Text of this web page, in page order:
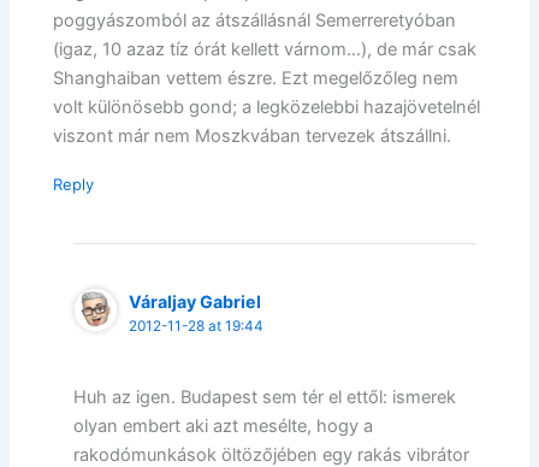
poggyászomból az átszállásnál Semerreretyóban
(igaz, 10 azaz tíz órát kellett várnom…), de már csak
Shanghaiban vettem észre. Ezt megelőzőleg nem
volt különösebb gond; a legközelebbi hazajövetelnél
viszont már nem Moszkvában tervezek átszállni.
Reply
Váraljay Gabriel
2012-11-28 at 19:44
Huh az igen. Budapest sem tér el ettől: ismerek
olyan embert aki azt mesélte, hogy a
rakodómunkások öltözőjében egy rakás vibrátor